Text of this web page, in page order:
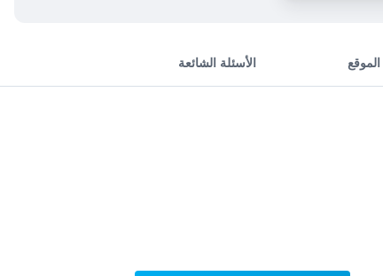
الموقع الأسئلة الشائعة